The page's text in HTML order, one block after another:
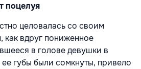
поцелуя
целовалась со своим
вдруг пониженное
в голове девушки в
ее губы были сомкнуты, привело